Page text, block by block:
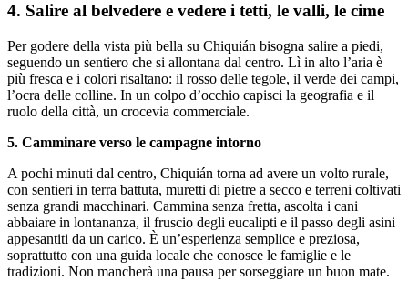
4. Salire al belvedere e vedere i tetti, le valli, le cime
Per godere della vista più bella su Chiquián bisogna salire a piedi,
seguendo un sentiero che si allontana dal centro. Lì in alto l’aria è
più fresca e i colori risaltano: il rosso delle tegole, il verde dei campi,
l’ocra delle colline. In un colpo d’occhio capisci la geografia e il
ruolo della città, un crocevia commerciale.
5. Camminare verso le campagne intorno
A pochi minuti dal centro, Chiquián torna ad avere un volto rurale,
con sentieri in terra battuta, muretti di pietre a secco e terreni coltivati
senza grandi macchinari. Cammina senza fretta, ascolta i cani
abbaiare in lontananza, il fruscio degli eucalipti e il passo degli asini
appesantiti da un carico. È un’esperienza semplice e preziosa,
soprattutto con una guida locale che conosce le famiglie e le
tradizioni. Non mancherà una pausa per sorseggiare un buon mate.